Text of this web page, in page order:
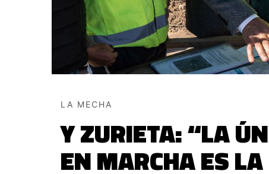
LA MECHA
Y ZURIETA: “LA
EN MARCHA ES